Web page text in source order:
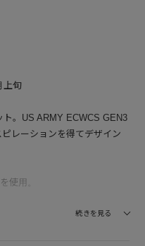
上旬
ト。US ARMY ECWCS GEN3
レーションを得てデザイン
使用。
続きを見る